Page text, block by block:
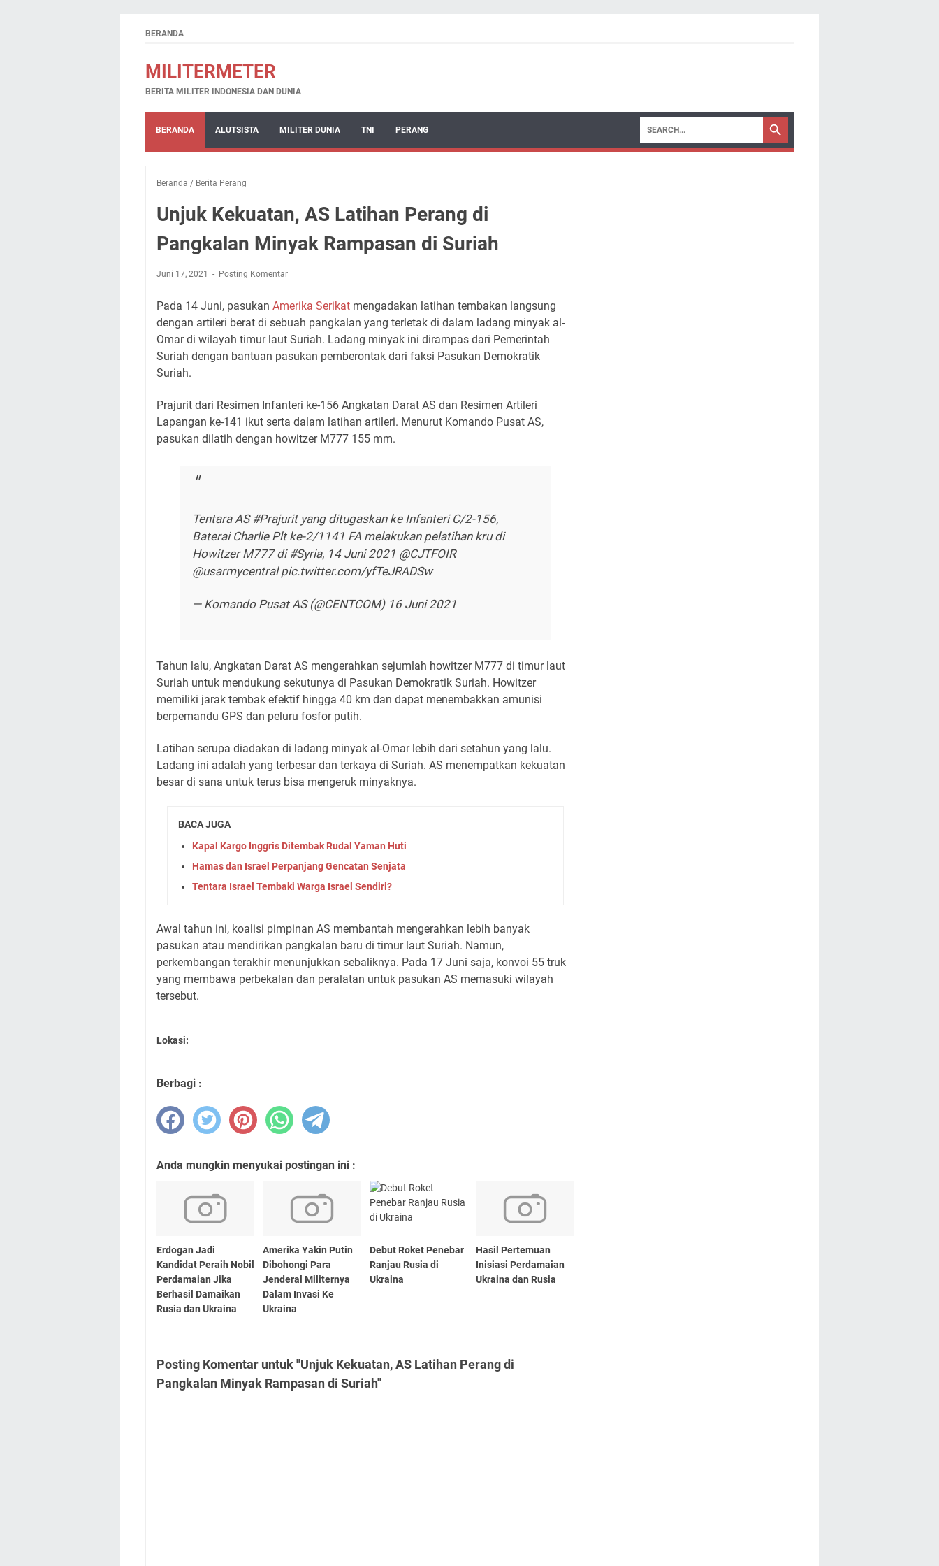
BERANDA
MILITERMETER
BERITA MILITER INDONESIA DAN DUNIA
BERANDA ALUTSISTA MILITER DUNIA TNI PERANG
Beranda / Berita Perang
Unjuk Kekuatan, AS Latihan Perang di
Pangkalan Minyak Rampasan di Suriah
Juni 17, 2021 Posting Komentar
Pada 14 Juni, pasukan Amerika Serikat mengadakan latihan tembakan langsung
dengan artileri berat di sebuah pangkalan yang terletak di dalam ladang minyak al-
Omar di wilayah timur laut Suriah. Ladang minyak ini dirampas dari Pemerintah
Suriah dengan bantuan pasukan pemberontak dari faksi Pasukan Demokratik
Suriah.
Prajurit dari Resimen Infanteri ke-156 Angkatan Darat AS dan Resimen Artileri
Lapangan ke-141 ikut serta dalam latihan artileri. Menurut Komando Pusat AS,
pasukan dilatih dengan howitzer M777 155 mm.
Tentara AS #Prajurit yang ditugaskan ke Infanteri C/2-156,
Baterai Charlie Plt ke-2/1141 FA melakukan pelatihan kru di
Howitzer M777 di #Syria, 14 Juni 2021 @CJTFOIR
@usarmycentral pic.twitter.com/yfTeJRADSw
— Komando Pusat AS (@CENTCOM) 16 Juni 2021
Tahun lalu, Angkatan Darat AS mengerahkan sejumlah howitzer M777 di timur laut
Suriah untuk mendukung sekutunya di Pasukan Demokratik Suriah. Howitzer
memiliki jarak tembak efektif hingga 40 km dan dapat menembakkan amunisi
berpemandu GPS dan peluru fosfor putih.
Latihan serupa diadakan di ladang minyak al-Omar lebih dari setahun yang lalu.
Ladang ini adalah yang terbesar dan terkaya di Suriah. AS menempatkan kekuatan
besar di sana untuk terus bisa mengeruk minyaknya.
BACA JUGA
Kapal Kargo Inggris Ditembak Rudal Yaman Huti
Hamas dan Israel Perpanjang Gencatan Senjata
Tentara Israel Tembaki Warga Israel Sendiri?
Awal tahun ini, koalisi pimpinan AS membantah mengerahkan lebih banyak
pasukan atau mendirikan pangkalan baru di timur laut Suriah. Namun,
perkembangan terakhir menunjukkan sebaliknya. Pada 17 Juni saja, konvoi 55 truk
yang membawa perbekalan dan peralatan untuk pasukan AS memasuki wilayah
tersebut.
Lokasi:
Berbagi :
Anda mungkin menyukai postingan ini :
Erdogan Jadi
Kandidat Peraih Nobil
Perdamaian Jika
Berhasil Damaikan
Rusia dan Ukraina
Amerika Yakin Putin
Dibohongi Para
Jenderal Militernya
Dalam Invasi Ke
Ukraina
Debut Roket Penebar
Ranjau Rusia di
Ukraina
Hasil Pertemuan
Inisiasi Perdamaian
Ukraina dan Rusia
Posting Komentar untuk "Unjuk Kekuatan, AS Latihan Perang di
Pangkalan Minyak Rampasan di Suriah"